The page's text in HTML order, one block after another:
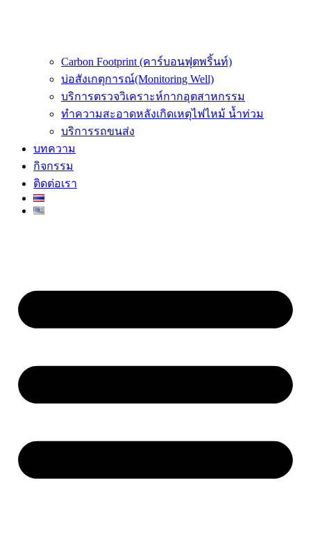
Carbon Footprint (คาร์บอนฟุตพริ้นท์)
บ่อสังเกตุการณ์(Monitoring Well)
บริการตรวจวิเคราะห์กากอุตสาหกรรม
ทำความสะอาดหลังเกิดเหตุไฟไหม้ น้ำท่วม
บริการรถขนส่ง
บทความ
กิจกรรม
ติดต่อเรา